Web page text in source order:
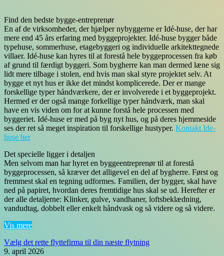
Find den bedste bygge-entreprenør
En af de virksomheder, der hjælper nybyggerne er Idé-huse, der har
mere end 45 års erfaring med byggeprojekter. Idé-huse bygger både
typehuse, sommerhuse, etagebyggeri og individuelle arkitekttegnede
villaer. Idé-huse kan hyres til at forestå hele byggeprocessen fra køb
af grund til færdigt byggeri. Som bygherre kan man dermed læne sig
lidt mere tilbage i stolen, end hvis man skal styre projektet selv. At
bygge et nyt hus er ikke det mindst komplicerede. Der er mange
forskellige typer håndværkere, der er involverede i et byggeprojekt.
Hermed er der også mange forkellige typer håndværk, man skal
have en vis viden om for at kunne forstå hele processen med
byggeriet. Idé-huse er med på byg nyt hus, og på deres hjemmeside
ses der ret så meget inspiration til forskellige hustyper. Kontakt Ide-
huse her
Det specielle ligger i detaljen
Men selvom man har hyret en byggeentreprenør til at forestå
byggeprocessen, så kræver det alligevel en del af bygherre. Først og
fremmest skal en tegning udformes. Familien, der bygger, skal have
ned på papiret, hvordan deres fremtidige hus skal se ud. Herefter er
der alle detaljerne: Klinker, gulve, vandhaner, loftsbeklædning,
vandudtag, dobbelt eller enkelt håndvask og så videre og så videre.
Vis mere
Vælg det rette flyttefirma til din næste flytning
9. april 2026